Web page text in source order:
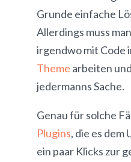
Grunde einfache
Allerdings muss
irgendwo mit Code
Theme arbeiten
jedermanns Sache.
Genau für solche
Plugins, die es dem
ein paar Klicks zur